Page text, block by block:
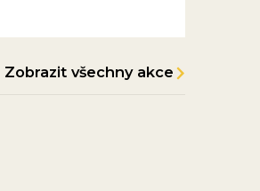
Zobrazit všechny akce